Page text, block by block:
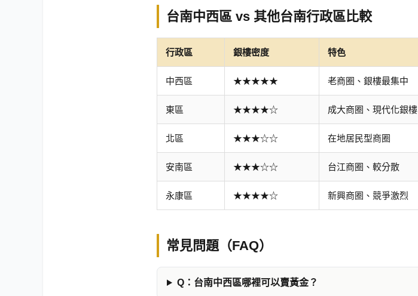
台南中西區 vs 其他台南行政區比較
行政區 銀樓密度 特色
中西區 ★★★★★ 老商圈、銀樓最集中
東區 ★★★★☆ 成大商圈、現代化銀樓
北區 ★★★☆☆ 在地居民型商圈
安南區 ★★★☆☆ 台江商圈、較分散
永康區 ★★★★☆ 新興商圈、競爭激烈
常見問題（FAQ）
Q：台南中西區哪裡可以賣黃金？